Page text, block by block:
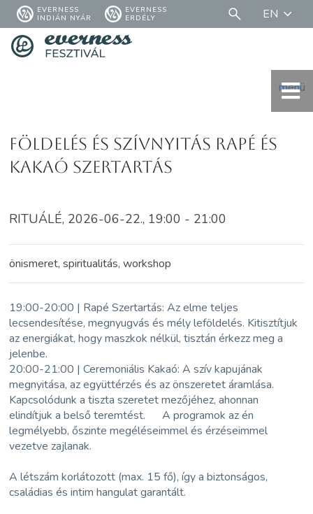
EVERNESS
INDIÁN NYÁR
EVERNESS
ERDÉLY
EN
menü
Földelés és Szívnyitás Rapé és
Kakaó Szertartás
RITUÁLÉ, 2026-06-22., 19:00 - 21:00
önismeret, spiritualitás, workshop
19:00-20:00 | Rapé Szertartás: Az elme teljes
lecsendesítése, megnyugvás és mély leföldelés. Kitisztítjuk
az energiákat, hogy maszkok nélkül, tisztán érkezz meg a
jelenbe.
20:00-21:00 | Ceremoniális Kakaó: A szív kapujának
megnyitása, az együttérzés és az önszeretet áramlása.
Kapcsolódunk a tiszta szeretet mezőjéhez, ahonnan
elindítjuk a belső teremtést. A programok az én
legmélyebb, őszinte megéléseimmel és érzéseimmel
vezetve zajlanak.
A létszám korlátozott (max. 15 fő), így a biztonságos,
családias és intim hangulat garantált.